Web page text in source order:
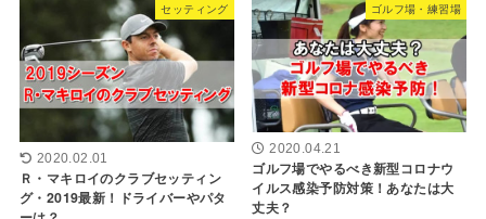
セッティング
2020.02.01
Ｒ・マキロイのクラブセッティン
グ・2019最新！ドライバーやパタ
ゴルフ場・練習場
2020.04.21
ゴルフ場でやるべき新型コロナウ
イルス感染予防対策！あなたは大
丈夫？